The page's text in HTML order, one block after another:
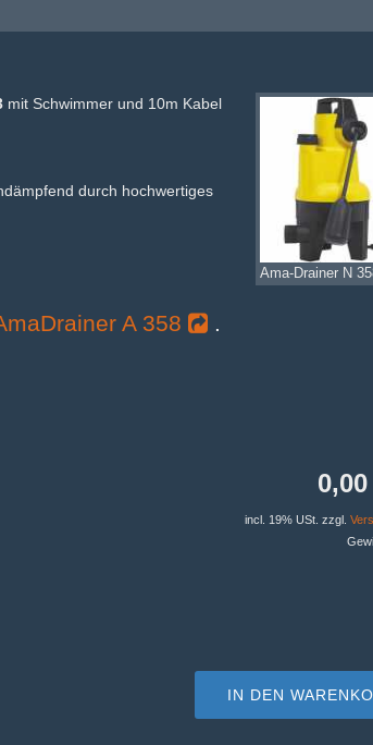
Ama-Drainer N
mit Schwimmer und 10m Kabel
durch hochwertiges
A 358 .
incl. 19% USt. zzgl.
IN DEN